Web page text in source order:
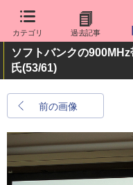
カテゴリ 過去記事
ソフトバンクの
氏(53/61)
前の画像